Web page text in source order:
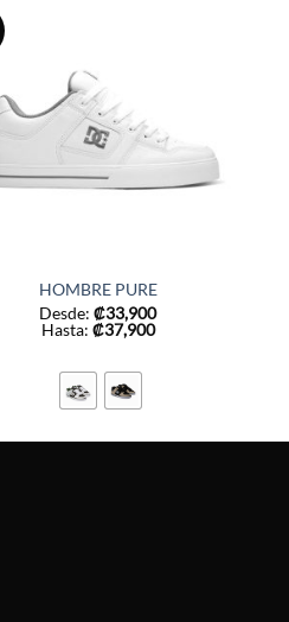
HOMBRE PURE
Desde:₡33,900
Hasta: ₡37,900